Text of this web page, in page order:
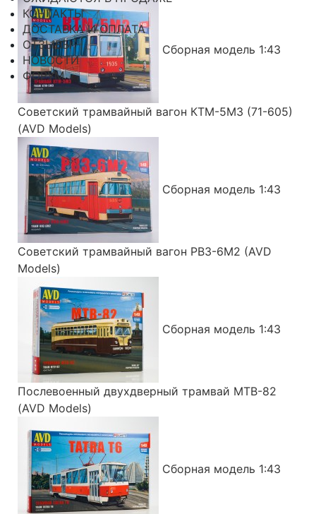
КОНТАКТЫ
ДОСТАВКА И ОПЛАТА
ОТЗЫВЫ
НОВОСТИ
ФОРУМ
Сборная модель 1:43
Советский трамвайный вагон КТМ-5М3 (71-605)
(AVD Models)
Сборная модель 1:43
Советский трамвайный вагон РВЗ-6М2 (AVD
Models)
Сборная модель 1:43
Послевоенный двухдверный трамвай МТВ-82
(AVD Models)
Сборная модель 1:43